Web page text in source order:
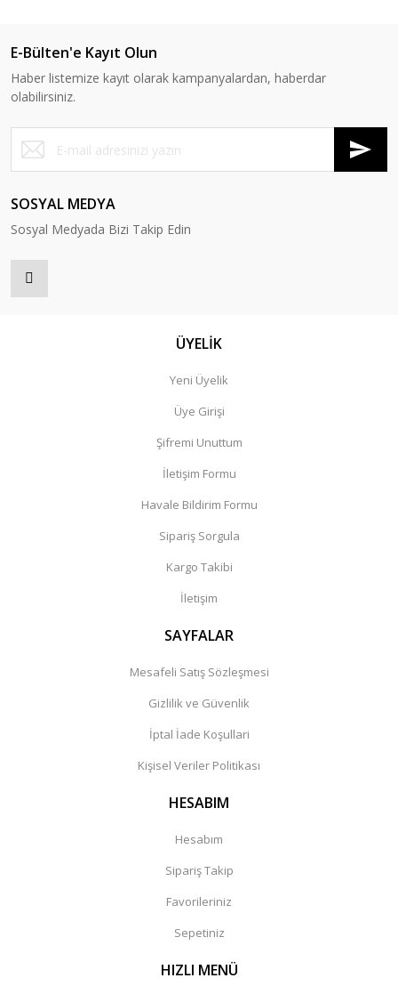
E-Bülten'e Kayıt Olun
Haber listemize kayıt olarak kampanyalardan, haberdar
olabilirsiniz.
SOSYAL MEDYA
Sosyal Medyada Bizi Takip Edin
ÜYELİK
Yeni Üyelik
Üye Girişi
Şifremi Unuttum
İletişim Formu
Havale Bildirim Formu
Sipariş Sorgula
Kargo Takibi
İletişim
SAYFALAR
Mesafeli Satış Sözleşmesi
Gizlilik ve Güvenlik
İptal İade Koşullari
Kişisel Veriler Politikası
HESABIM
Hesabım
Sipariş Takip
Favorileriniz
Sepetiniz
HIZLI MENÜ